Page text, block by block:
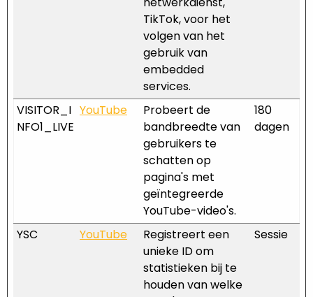
TikTok, voor het
volgen van het
gebruik van
embedded
services.
VISITOR_I
NFO1_LIVE
YouTube
Probeert de
bandbreedte van
gebruikers te
schatten op
pagina's met
geïntegreerde
YouTube-video's.
180
dagen
YSC YouTube
Registreert een
unieke ID om
statistieken bij te
houden van welke
Sessie